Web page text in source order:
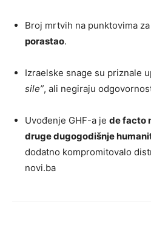
Broj mrtvih na punktovima
porastao.
Izraelske snage su priznale
sile”, ali negiraju
Uvođenje GHF-a je de facto
druge dugogodišnje
dodatno kompromitovalo
novi.ba